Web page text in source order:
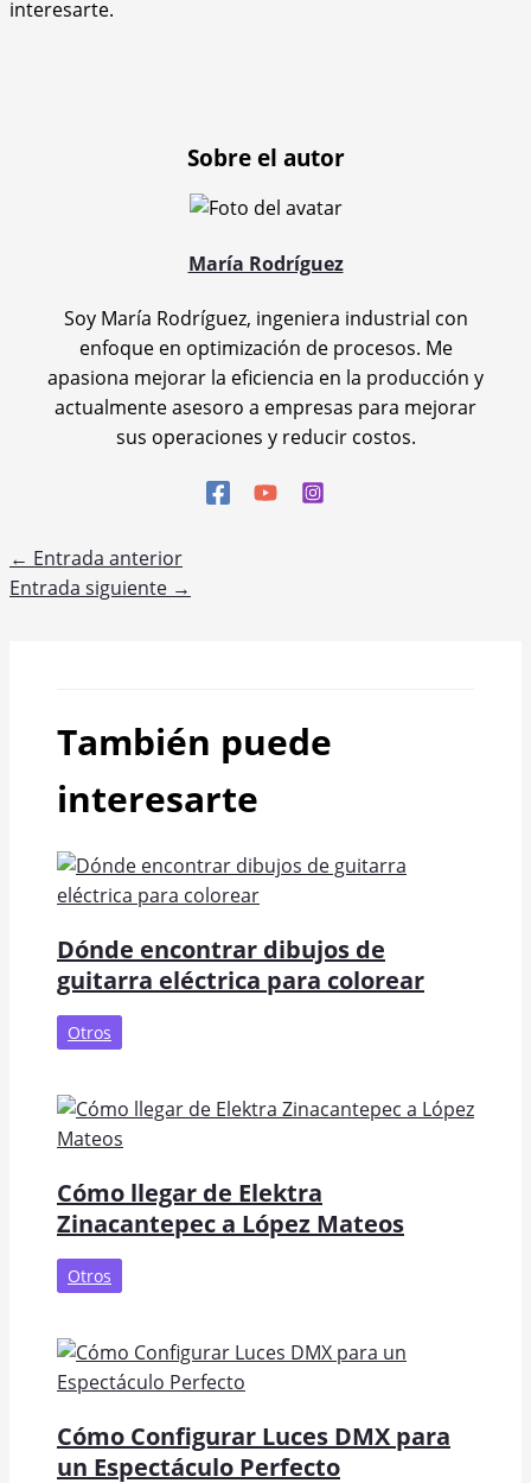
interesarte.
Sobre el autor
María Rodríguez
Soy María Rodríguez, ingeniera industrial con
enfoque en optimización de procesos. Me
apasiona mejorar la eficiencia en la producción y
actualmente asesoro a empresas para mejorar
sus operaciones y reducir costos.
← Entrada anterior
Entrada siguiente →
También puede
interesarte
Dónde encontrar dibujos de
guitarra eléctrica para colorear
Otros
Cómo llegar de Elektra
Zinacantepec a López Mateos
Otros
Cómo Configurar Luces DMX para
un Espectáculo Perfecto